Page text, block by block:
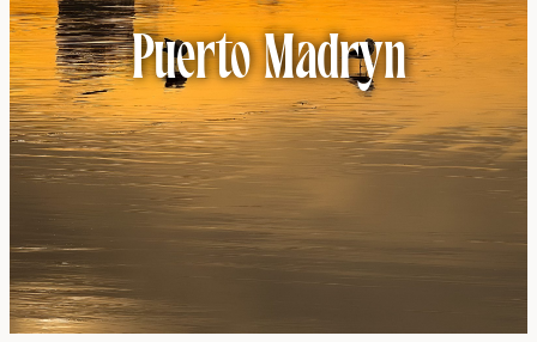
Puerto Madryn